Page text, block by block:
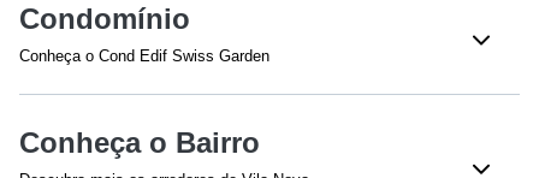
Condomínio
Conheça o Cond Edif Swiss Garden
Churrasqueira
Playground
Conheça o Bairro